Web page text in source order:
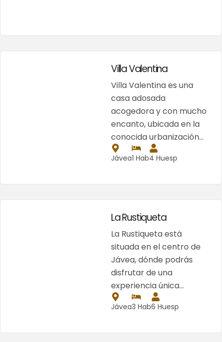
Villa Valentina
Villa Valentina es una
casa adosada
acogedora y con mucho
encanto, ubicada en la
conocida urbanización…
Jávea1 Hab4 Huesp
La Rustiqueta
La Rustiqueta está
situada en el centro de
Jávea, dónde podrás
disfrutar de una
experiencia única…
Jávea3 Hab6 Huesp